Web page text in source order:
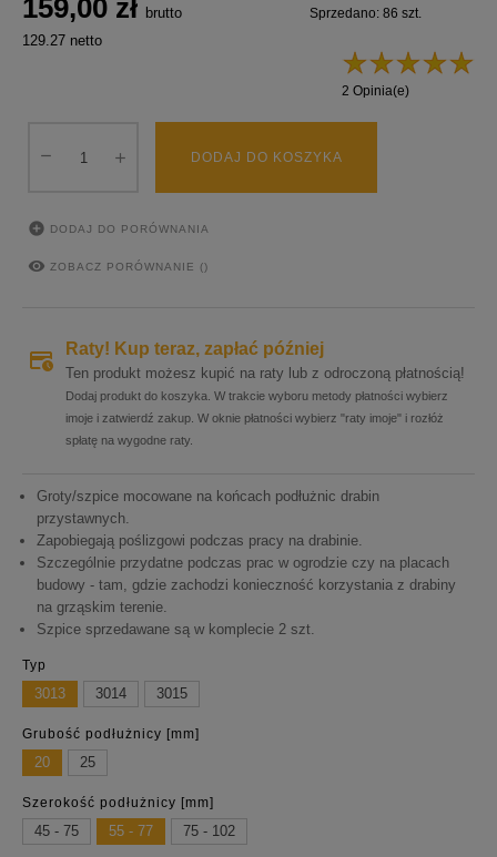
159,00 zł brutto
129.27 netto
Sprzedano: 86 szt.
2 Opinia(e)
DODAJ DO KOSZYKA
 DODAJ DO PORÓWNANIA
 ZOBACZ PORÓWNANIE ()
Raty! Kup teraz, zapłać później
Ten produkt możesz kupić na raty lub z odroczoną płatnością!
Dodaj produkt do koszyka. W trakcie wyboru metody płatności wybierz
imoje i zatwierdź zakup. W oknie płatności wybierz "raty imoje" i rozłóż
spłatę na wygodne raty.
Groty/szpice mocowane na końcach podłużnic drabin
przystawnych.
Zapobiegają poślizgowi podczas pracy na drabinie.
Szczególnie przydatne podczas prac w ogrodzie czy na placach
budowy - tam, gdzie zachodzi konieczność korzystania z drabiny
na grząskim terenie.
Szpice sprzedawane są w komplecie 2 szt.
Typ
3013 3014 3015
Grubość podłużnicy [mm]
20 25
Szerokość podłużnicy [mm]
45 - 75 55 - 77 75 - 102